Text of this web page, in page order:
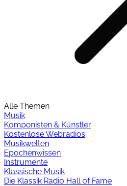
Alle Themen
Musik
Komponisten & Künstler
Kostenlose Webradios
Musikwelten
Epochenwissen
Instrumente
Klassische Musik
Die Klassik Radio Hall of Fame